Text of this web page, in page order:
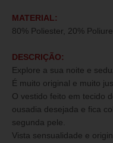
MATERIAL:
80% Poliester, 20%
DESCRIÇÃO:
Explore a sua noite e
É muito original e muito
O vestido feito em tecido
ousadia desejada e fica
segunda pele.
Vista sensualidade e